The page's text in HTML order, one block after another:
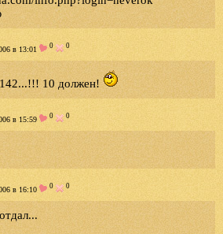
в 13:01 0 0
10 должен!
в 15:59 0 0
в 16:10 0 0